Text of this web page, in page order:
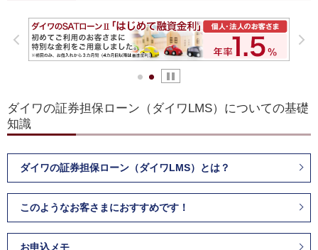
1 2 pause
前へ 次へ
ダイワの証券担保ローン（ダイワLMS）についての基礎
知識
ダイワの証券担保ローン（ダイワLMS）とは？
このようなお客さまにおすすめです！
お申込メモ